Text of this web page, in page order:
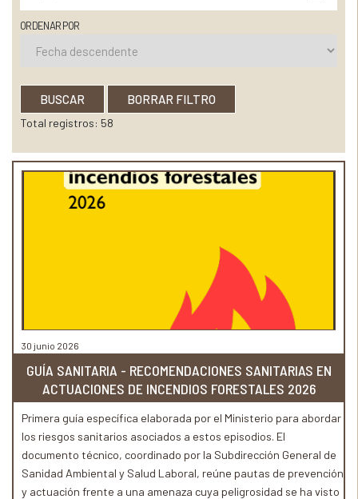
ORDENAR POR
BUSCAR BORRAR FILTRO
Total registros: 58
30 junio 2026
GUÍA SANITARIA - RECOMENDACIONES SANITARIAS EN
ACTUACIONES DE INCENDIOS FORESTALES 2026
Primera guía específica elaborada por el Ministerio para abordar
los riesgos sanitarios asociados a estos episodios. El
documento técnico, coordinado por la Subdirección General de
Sanidad Ambiental y Salud Laboral, reúne pautas de prevención
y actuación frente a una amenaza cuya peligrosidad se ha visto